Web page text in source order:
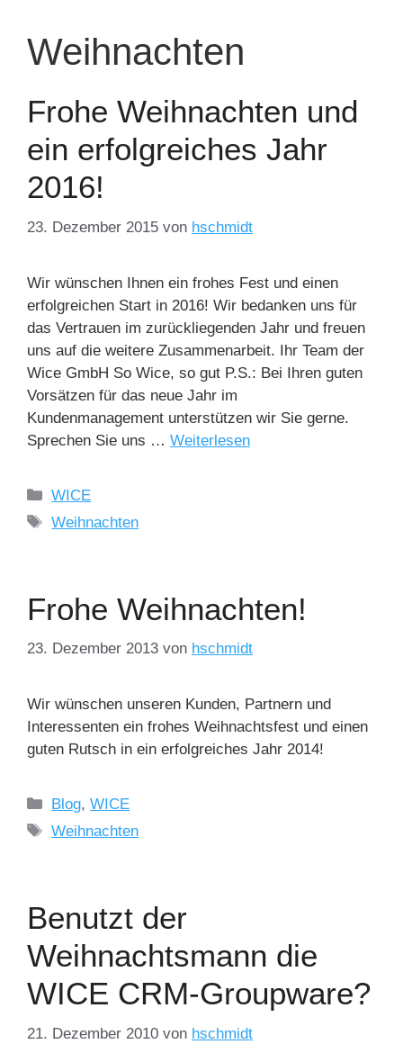
Weihnachten
Frohe Weihnachten und
ein erfolgreiches Jahr
2016!
23. Dezember 2015 von hschmidt
Wir wünschen Ihnen ein frohes Fest und einen
erfolgreichen Start in 2016! Wir bedanken uns für
das Vertrauen im zurückliegenden Jahr und freuen
uns auf die weitere Zusammenarbeit. Ihr Team der
Wice GmbH So Wice, so gut P.S.: Bei Ihren guten
Vorsätzen für das neue Jahr im
Kundenmanagement unterstützen wir Sie gerne.
Sprechen Sie uns … Weiterlesen
Kategorien
WICE
Schlagwörter
Weihnachten
Frohe Weihnachten!
23. Dezember 2013 von hschmidt
Wir wünschen unseren Kunden, Partnern und
Interessenten ein frohes Weihnachtsfest und einen
guten Rutsch in ein erfolgreiches Jahr 2014!
Kategorien
Blog,WICE
Schlagwörter
Weihnachten
Benutzt der
Weihnachtsmann die
WICE CRM-Groupware?
21. Dezember 2010 von hschmidt